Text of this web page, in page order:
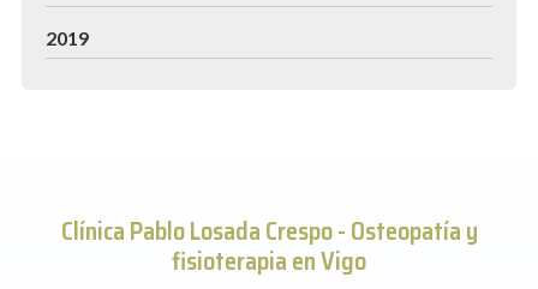
2019
Clínica Pablo Losada Crespo -Osteopatía y
fisioterapia en Vigo